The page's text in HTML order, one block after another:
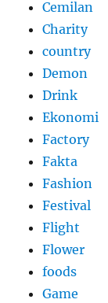
Cemilan
Charity
country
Demon
Drink
Ekonomi
Factory
Fakta
Fashion
Festival
Flight
Flower
foods
Game